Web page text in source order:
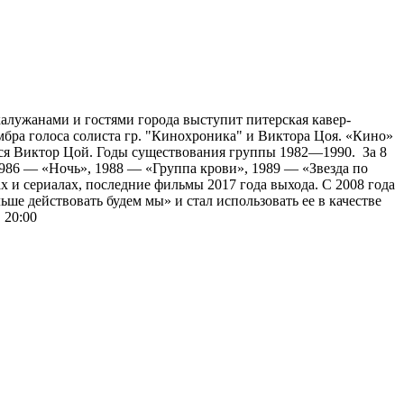
и гостями города выступит питерская кавер-
голоса солиста гр. "Кинохроника" и Виктора Цоя. «Кино»
Виктор Цой. Годы существования группы 1982—1990. За 8
— «Ночь», 1988 — «Группа крови», 1989 — «Звезда по
сериалах, последние фильмы 2017 года выхода. С 2008 года
действовать будем мы» и стал использовать ее в качестве
20:00